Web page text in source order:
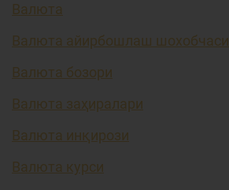
Валюта
Валюта айирбошлаш шохобчаси
Валюта бозори
Валюта заҳиралари
Валюта инқирози
Валюта курси